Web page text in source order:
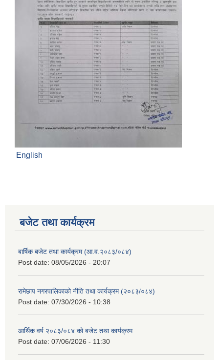
English
बजेट तथा कार्यक्रम
बार्षिक बजेट तथा कार्यक्रम (आ.व.२०८३/०८४)
Post date: 08/05/2026 - 20:07
रामेछाप नगरपालिकाको नीति तथा कार्यक्रम (२०८३/०८४)
Post date: 07/30/2026 - 10:38
आर्थिक वर्ष २०८३/०८४ को बजेट तथा कार्यक्रम
Post date: 07/06/2026 - 11:30